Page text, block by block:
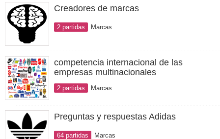
Creadores de marcas
2 partidas Marcas
competencia internacional de las
empresas multinacionales
2 partidas Marcas
Preguntas y respuestas Adidas
64 partidas Marcas